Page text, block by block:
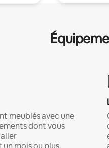
meublés avec une
dont vous